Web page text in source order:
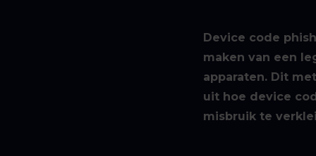
Device code
maken van een
apparaten. Dit
uit hoe device
misbruik te